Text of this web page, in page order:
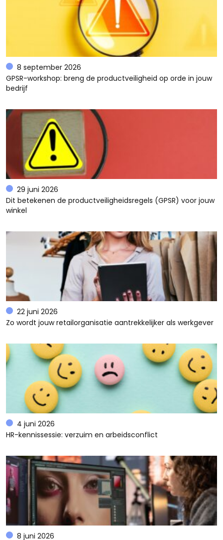
8 september 2026
GPSR-workshop: breng de productveiligheid op orde in jouw
bedrijf
29 juni 2026
Dit betekenen de productveiligheidsregels (GPSR) voor jouw
winkel
22 juni 2026
Zo wordt jouw retailorganisatie aantrekkelijker als werkgever
4 juni 2026
HR-kennissessie: verzuim en arbeidsconflict
8 juni 2026